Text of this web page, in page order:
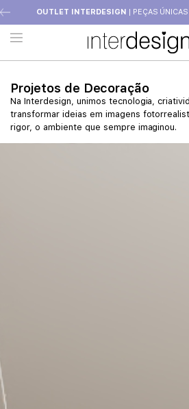
OUTLET INTERDESIGN | PEÇAS
Projetos de Decoração
Na Interdesign, unimos tecnologia,
transformar ideias em imagens
rigor, o ambiente que sempre imaginou.